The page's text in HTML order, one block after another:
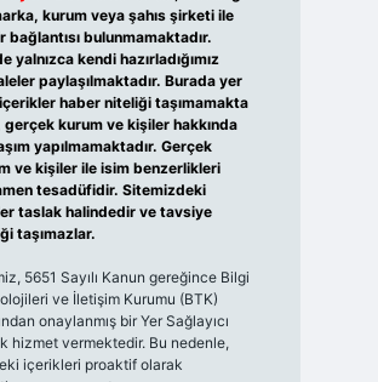
kurum veya şahıs şirketi ile
bağlantısı bulunmamaktadır.
yalnızca kendi hazırladığımız
paylaşılmaktadır. Burada yer
haber niteliği taşımamakta
gerçek kurum ve kişiler hakkında
yapılmamaktadır. Gerçek
ve kişiler ile isim benzerlikleri
tesadüfidir. Sitemizdeki
taslak halindedir ve tavsiye
taşımazlar.
5651 Sayılı Kanun gereğince Bilgi
ve İletişim Kurumu (BTK)
onaylanmış bir Yer Sağlayıcı
hizmet vermektedir. Bu nedenle,
içerikleri proaktif olarak